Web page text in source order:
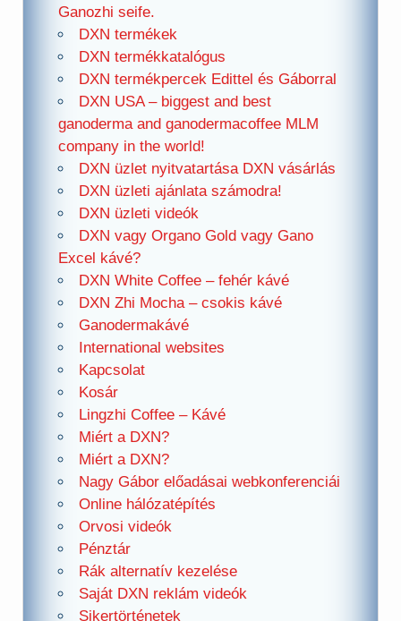
Ganozhi seife.
DXN termékek
DXN termékkatalógus
DXN termékpercek Edittel és Gáborral
DXN USA – biggest and best
ganoderma and ganodermacoffee MLM
company in the world!
DXN üzlet nyitvatartása DXN vásárlás
DXN üzleti ajánlata számodra!
DXN üzleti videók
DXN vagy Organo Gold vagy Gano
Excel kávé?
DXN White Coffee – fehér kávé
DXN Zhi Mocha – csokis kávé
Ganodermakávé
International websites
Kapcsolat
Kosár
Lingzhi Coffee – Kávé
Miért a DXN?
Miért a DXN?
Nagy Gábor előadásai webkonferenciái
Online hálózatépítés
Orvosi videók
Pénztár
Rák alternatív kezelése
Saját DXN reklám videók
Sikertörténetek